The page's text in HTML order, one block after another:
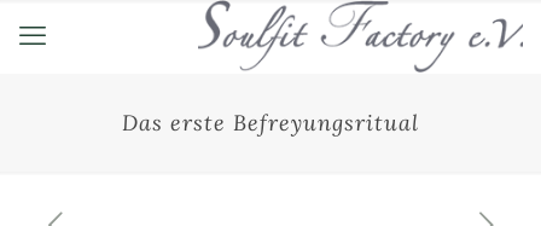
Das erste Befreyungsritual